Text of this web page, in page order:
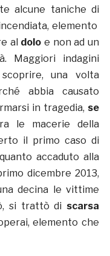
alcune taniche di
elemento
al dolo e non ad un
Maggiori indagini
una volta
abbia causato
in tragedia, se
le macerie della
il primo caso di
accaduto alla
dicembre 2013,
decina le vittime
si trattò di scarsa
elemento che